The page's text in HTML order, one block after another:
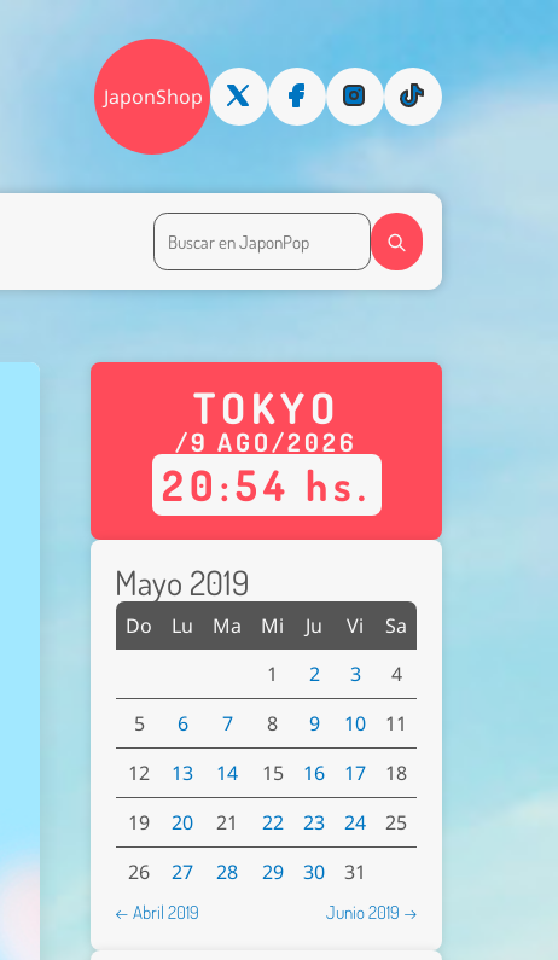
JaponShop
TOKYO
/9 AGO/2026
20:54 hs.
Mayo 2019
Do Lu Ma Mi Ju Vi
Sa
1
2 3
4
5
6 7 8 9 10
11
12
13 14 15 16 17
18
19
20 21 22 23 24
25
26
27 28 29 30 31
← Abril 2019 Junio 2019 →